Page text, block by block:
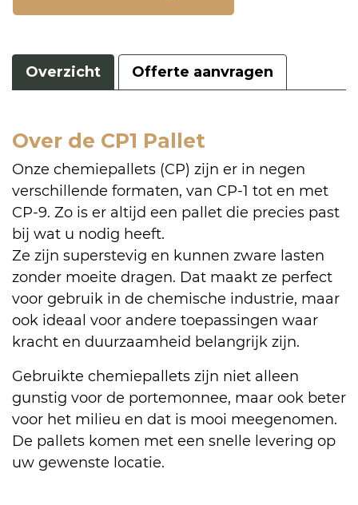
Overzicht Offerte aanvragen
Over de CP1 Pallet
Onze chemiepallets (CP) zijn er in negen
verschillende formaten, van CP-1 tot en met
CP-9. Zo is er altijd een pallet die precies past
bij wat u nodig heeft.
Ze zijn superstevig en kunnen zware lasten
zonder moeite dragen. Dat maakt ze perfect
voor gebruik in de chemische industrie, maar
ook ideaal voor andere toepassingen waar
kracht en duurzaamheid belangrijk zijn.
Gebruikte chemiepallets zijn niet alleen
gunstig voor de portemonnee, maar ook beter
voor het milieu en dat is mooi meegenomen.
De pallets komen met een snelle levering op
uw gewenste locatie.